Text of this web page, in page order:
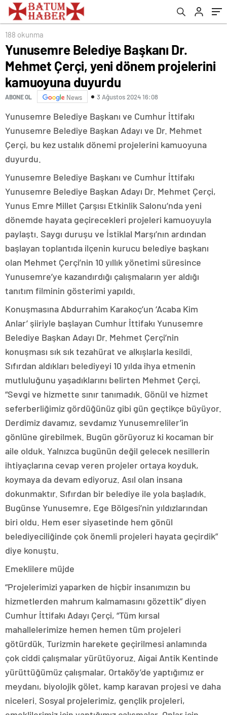
duyurdu
188 okunma
Yunusemre Belediye Başkanı Dr.
Mehmet Çerçi, yeni dönem projelerini
kamuoyuna duyurdu
ABONE OL News 3 Ağustos 2024 16:08
Yunusemre Belediye Başkanı ve Cumhur İttifakı
Yunusemre Belediye Başkan Adayı ve Dr. Mehmet
Çerçi, bu kez ustalık dönemi projelerini kamuoyuna
duyurdu.
Yunusemre Belediye Başkanı ve Cumhur İttifakı
Yunusemre Belediye Başkan Adayı Dr. Mehmet Çerçi,
Yunus Emre Millet Çarşısı Etkinlik Salonu’nda yeni
dönemde hayata geçirecekleri projeleri kamuoyuyla
paylaştı. Saygı duruşu ve İstiklal Marşı’nın ardından
başlayan toplantıda ilçenin kurucu belediye başkanı
olan Mehmet Çerçi’nin 10 yıllık yönetimi süresince
Yunusemre’ye kazandırdığı çalışmaların yer aldığı
tanıtım filminin gösterimi yapıldı.
Konuşmasına Abdurrahim Karakoç’un ‘Acaba Kim
Anlar’ şiiriyle başlayan Cumhur İttifakı Yunusemre
Belediye Başkan Adayı Dr. Mehmet Çerçi’nin
konuşması sık sık tezahürat ve alkışlarla kesildi.
Sıfırdan aldıkları belediyeyi 10 yılda ihya etmenin
mutluluğunu yaşadıklarını belirten Mehmet Çerçi,
“Sevgi ve hizmette sınır tanımadık. Gönül ve hizmet
seferberliğimiz gördüğünüz gibi gün geçtikçe büyüyor.
Derdimiz davamız, sevdamız Yunusemreliler’in
gönlüne girebilmek. Bugün görüyoruz ki kocaman bir
aile olduk. Yalnızca bugünün değil gelecek nesillerin
ihtiyaçlarına cevap veren projeler ortaya koyduk,
koymaya da devam ediyoruz. Asıl olan insana
dokunmaktır. Sıfırdan bir belediye ile yola başladık.
Bugünse Yunusemre, Ege Bölgesi’nin yıldızlarından
biri oldu. Hem eser siyasetinde hem gönül
belediyeciliğinde çok önemli projeleri hayata geçirdik”
diye konuştu.
Emeklilere müjde
“Projelerimizi yaparken de hiçbir insanımızın bu
hizmetlerden mahrum kalmamasını gözettik” diyen
Cumhur İttifakı Adayı Çerçi, “Tüm kırsal
mahallelerimize hemen hemen tüm projeleri
götürdük. Turizmin harekete geçirilmesi anlamında
çok ciddi çalışmalar yürütüyoruz. Aigai Antik Kentinde
yürüttüğümüz çalışmalar, Ortaköy’de yaptığımız er
meydanı, biyolojik gölet, kamp karavan projesi ve daha
niceleri. Sosyal projelerimiz, gençlik projeleri,